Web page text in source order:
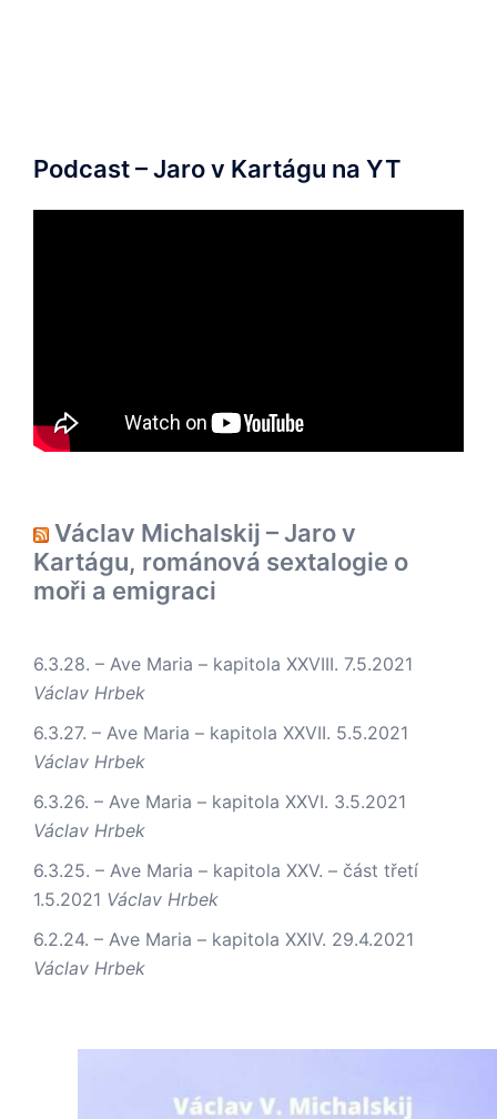
Podcast – Jaro v Kartágu na YT
Václav Michalskij – Jaro v
Kartágu, románová sextalogie o
moři a emigraci
6.3.28. – Ave Maria – kapitola XXVIII. 7.5.2021
Václav Hrbek
6.3.27. – Ave Maria – kapitola XXVII. 5.5.2021
Václav Hrbek
6.3.26. – Ave Maria – kapitola XXVI. 3.5.2021
Václav Hrbek
6.3.25. – Ave Maria – kapitola XXV. – část třetí
1.5.2021 Václav Hrbek
6.2.24. – Ave Maria – kapitola XXIV. 29.4.2021
Václav Hrbek